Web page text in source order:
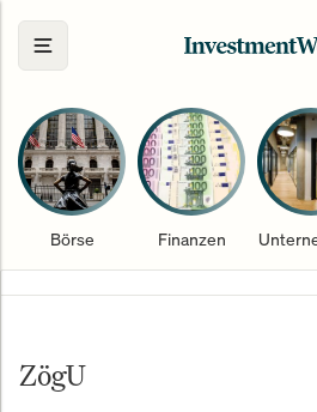
Börse Finanzen
ZögU